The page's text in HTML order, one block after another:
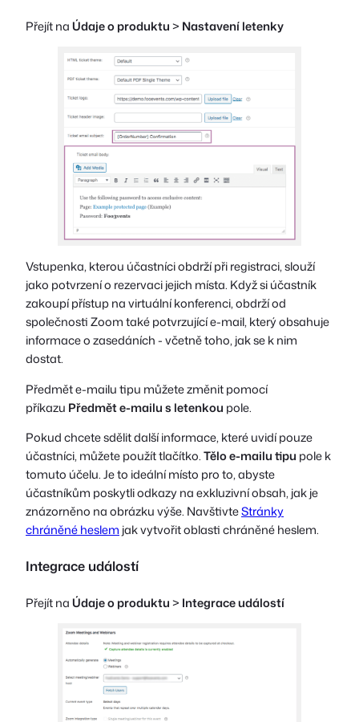
Přejít naÚdaje o produktu> Nastavení letenky
Vstupenka, kterou účastníci obdrží při registraci, slouží
jako potvrzení o rezervaci jejich místa. Když si účastník
zakoupí přístup na virtuální konferenci, obdrží od
společnosti Zoom také potvrzující e-mail, který obsahuje
informace o zasedáních - včetně toho, jak se k nim
dostat.
Předmět e-mailu tipu můžete změnit pomocí
příkazu Předmět e-mailu s letenkou pole.
Pokud chcete sdělit další informace, které uvidí pouze
účastníci, můžete použít tlačítko.Tělo e-mailu tipu pole k
tomuto účelu. Je to ideální místo pro to, abyste
účastníkům poskytli odkazy na exkluzivní obsah, jak je
znázorněno na obrázku výše. NavštivteStránky
chráněné heslem jak vytvořit oblasti chráněné heslem.
Integrace událostí
Přejít naÚdaje o produktu> Integrace událostí